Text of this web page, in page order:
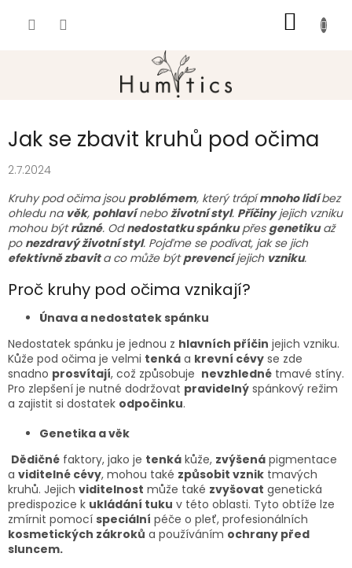
KOŠÍK
Jak se zbavit kruhů pod očima
2.7.2024
Kruhy pod očima jsou problémem, který trápímnoho lidíbez
ohledu na věk, pohlavíneboživotní styl. Příčinyjejich vzniku
mohou býtrůzné. Odnedostatku spánkupřes genetikuaž
po nezdravý životní styl. Pojďme se podívat, jak se jich
efektivně zbavita co může býtprevencíjejich vzniku.
Proč kruhy pod očima vznikají?
Únava a nedostatek spánku
Nedostatek spánku je jednou z hlavních příčin jejich vzniku.
Kůže pod očima je velmi tenká a krevní cévy se zde
snadno prosvítají, což způsobuje nevzhledné tmavé stíny.
Pro zlepšení je nutné dodržovat pravidelný spánkový režim
a zajistit si dostatek odpočinku.
Genetika a věk
Dědičné faktory, jako je tenká kůže, zvýšená pigmentace
a viditelné cévy, mohou také způsobit vznik tmavých
kruhů. Jejich viditelnost může také zvyšovat genetická
predispozice k ukládání tuku v této oblasti. Tyto obtíže lze
zmírnit pomocí speciální péče o pleť, profesionálních
kosmetických zákroků a používáním ochrany před
sluncem.